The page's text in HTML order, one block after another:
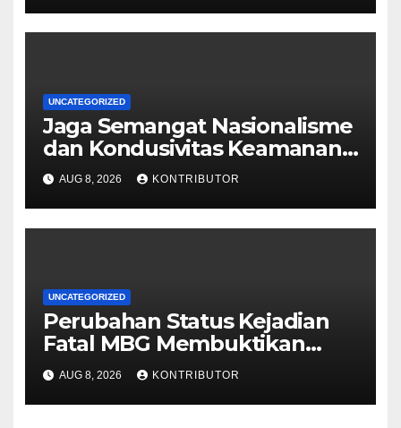
UNCATEGORIZED
Jaga Semangat Nasionalisme
dan Kondusivitas Keamanan
Papua Jelang HUT Ke-81 RI
AUG 8, 2026 KONTRIBUTOR
UNCATEGORIZED
Perubahan Status Kejadian
Fatal MBG Membuktikan
Pemerintah Tidak Main-main
AUG 8, 2026 KONTRIBUTOR